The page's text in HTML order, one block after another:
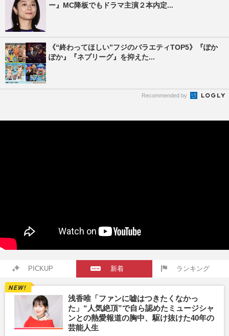
ー』MC降板でもドラマ主演２本内定...
《“終わってほしい”フジのバラエティTOP5》『ぽか
ぽか』『ネプリーグ』を抑えた...
Recommended by
PICKUP 新着 ランキング
浅香唯「ファンに嘘はつきたくなかっ
た」“人気絶頂”で自ら認めたミュージシャ
ンとの熱愛報道の胸中、駆け抜けた40年の
芸能人生